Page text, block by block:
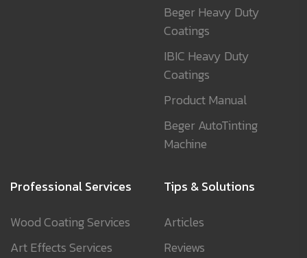
Beger Heavy Duty
Coatings
IBIC Heavy Duty
Coatings
Product Manual
Beger AutoTinting
Machine
Professional Services
Wood Coating Services
Art Effects Services
Tips & Solutions
Articles
Reviews